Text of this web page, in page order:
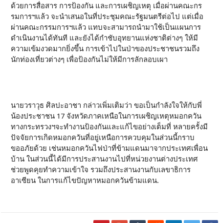
ด้วยการสื่อสาร การป้องกัน และการเผชิญเหตุ เมื่อผ่านคณะกร
รมการฯแล้ว จะนำเสนอในที่ประชุมคณะรัฐมนตรีต่อไป แต่เมื่อ
ผ่านคณะกรรมการฯแล้ว แทบจะสามารถนำมาใช้เป็นแผนการ
ดำเนินงานได้ทันที และยังได้กำชับอุทยานแห่งชาติต่างๆ ให้มี
ความเข้มงวดมากยิ่งขึ้น การเข้าไปในป่าของประชาชนรวมถึง
นักท่องเที่ยวต่างๆ เพื่อป้องกันไม่ให้มีการลักลอบเผา
นายวราวุธ ศิลปะอาชา กล่าวเพิ่มเติมว่า ขอเป็นกำลังใจให้กับพี่
น้องประชาชน 17 จังหวัดภาคเหนือในการเผชิญเหตุหมอกควัน
ทางกระทรวงฯจะทำงานป้องกันและแก้ไขอย่างเต็มที่ หลายครั้งมี
ปัจจัยการเกิดหมอกควันที่อยู่เหนือการควบคุมในส่วนนี้กราบ
ขออภัยด้วย เช่นหมอกควันไฟป่าที่ข้ามแดนมาจากประเทศเพื่อน
บ้าน ในส่วนนี้ได้มีการประสานงานไปที่หน่วยงานต่างประเทศ
ช่วยพูดคุยทำความเข้าใจ รวมถึงประสานงานกับเลขาธิการ
อาเซียน ในการแก้ไขปัญหาหมอกควันข้ามแดน.